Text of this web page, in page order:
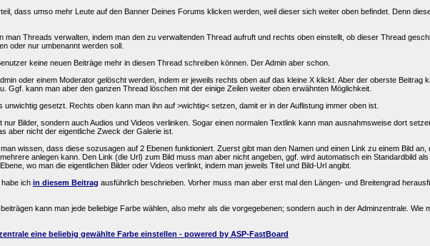
dass umso mehr Leute auf den Banner Deines Forums klicken werden, weil dieser sich weiter oben befindet. Denn
man Threads verwalten, indem man den zu verwaltenden Thread aufruft und rechts oben einstellt, ob dieser Thread
oder nur umbenannt werden soll.
keine neuen Beiträge mehr in diesen Thread schreiben können. Der Admin aber schon.
oder einem Moderator gelöscht werden, indem er jeweils rechts oben auf das kleine X klickt. Aber der oberste Beitrag
Ggf. kann man aber den ganzen Thread löschen mit der einige Zeilen weiter oben erwähnten Möglichkeit.
gesetzt. Rechts oben kann man ihn auf >wichtig< setzen, damit er in der Auflistung immer oben ist.
nur Bilder, sondern auch Audios und Videos verlinken. Sogar einen normalen Textlink kann man ausnahmsweise dort
aber nicht der eigentliche Zweck der Galerie ist.
wissen, dass diese sozusagen auf 2 Ebenen funktioniert. Zuerst gibt man den Namen und einen Link zu einem Bild
anlegen kann. Den Link (die Url) zum Bild muss man aber nicht angeben, ggf. wird automatisch ein Standardbild als
wo man die eigentlichen Bilder oder Videos verlinkt, indem man jeweils Titel und Bild-Url angibt.
ich in diesem Beitrag ausführlich beschrieben. Vorher muss man aber erst mal den Längen- und Breitengrad
kann man jede beliebige Farbe wählen, also mehr als die vorgegebenen; sondern auch in der Adminzentrale. Wie
eine beliebig gewählte Farbe einstellen - powered by ASP-FastBoard